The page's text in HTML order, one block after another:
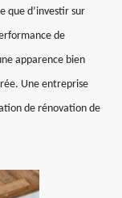
que d’investir sur
de
apparence bien
Une entreprise
de rénovation de